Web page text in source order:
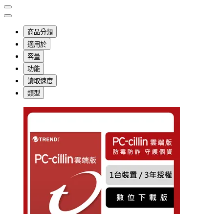
商品分類
適用於
容量
功能
讀取速度
類型